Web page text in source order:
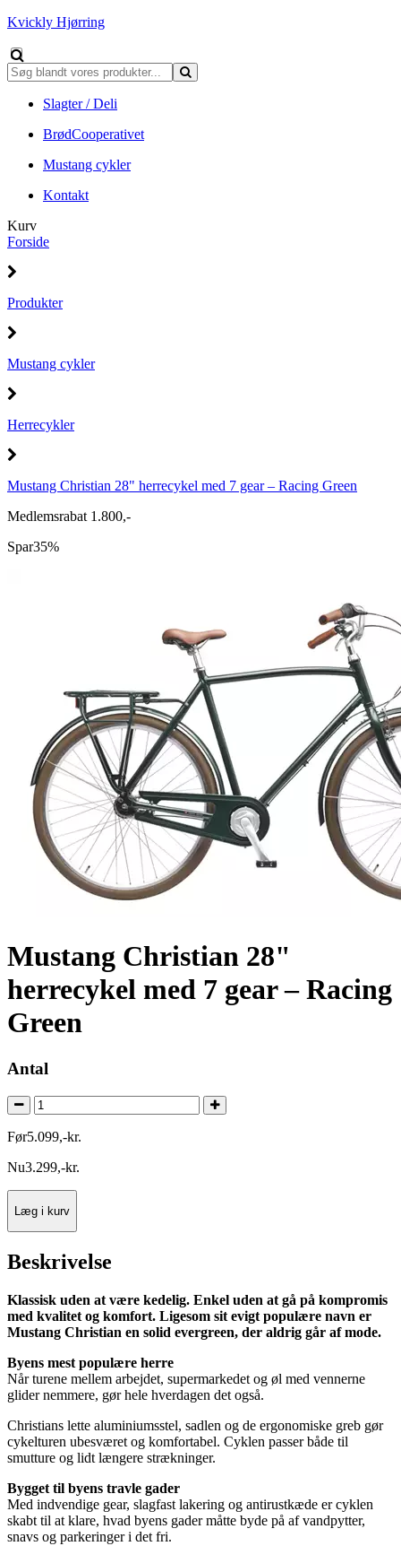
Kvickly Hjørring
Slagter / Deli
BrødCooperativet
Mustang cykler
Kontakt
Kurv
Forside
Produkter
Mustang cykler
Herrecykler
Mustang Christian 28" herrecykel med 7 gear – Racing Green
Medlemsrabat 1.800,-
Spar35%
Mustang Christian 28"
herrecykel med 7 gear – Racing
Green
Antal
Før5.099,-kr.
Nu3.299,-kr.
Læg i kurv
Beskrivelse
Klassisk uden at være kedelig. Enkel uden at gå på kompromis
med kvalitet og komfort. Ligesom sit evigt populære navn er
Mustang Christian en solid evergreen, der aldrig går af mode.
Byens mest populære herre
Når turene mellem arbejdet, supermarkedet og øl med vennerne
glider nemmere, gør hele hverdagen det også.
Christians lette aluminiumsstel, sadlen og de ergonomiske greb gør
cykelturen ubesværet og komfortabel. Cyklen passer både til
smutture og lidt længere strækninger.
Bygget til byens travle gader
Med indvendige gear, slagfast lakering og antirustkæde er cyklen
skabt til at klare, hvad byens gader måtte byde på af vandpytter,
snavs og parkeringer i det fri.